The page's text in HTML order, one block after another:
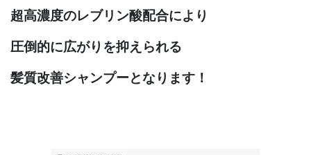
超高濃度のレブリン酸配合により
圧倒的に広がりを抑えられる
髪質改善シャンプーとなります！